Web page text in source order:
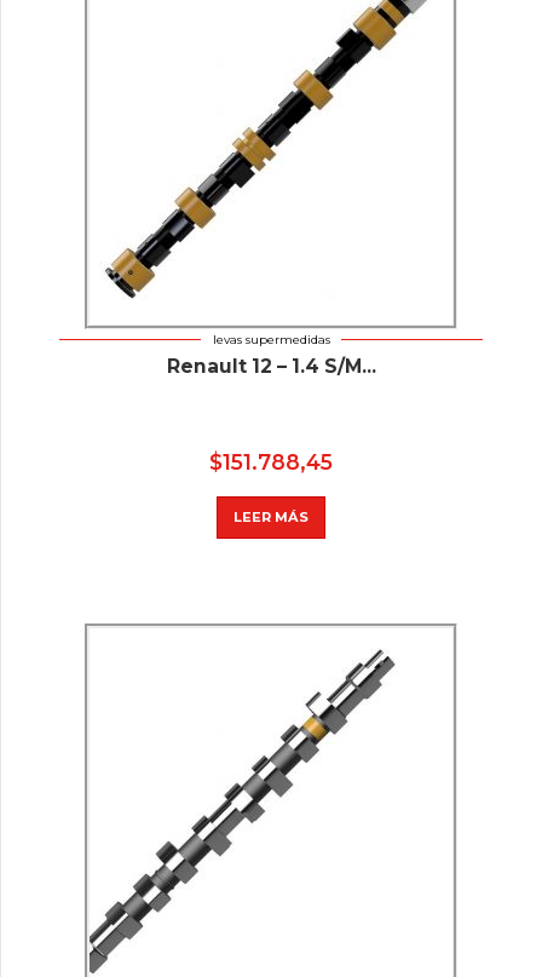
levas supermedidas
Renault 12 – 1.4 S/M...
$151.788,45
LEER MÁS